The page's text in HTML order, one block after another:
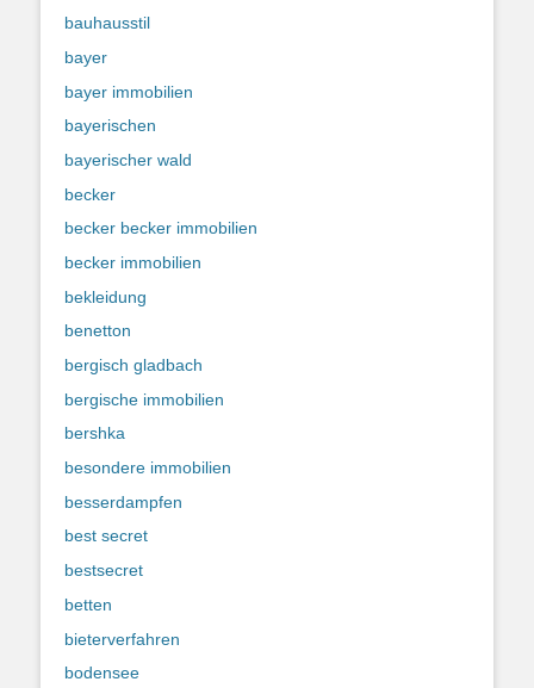
bauhausstil
bayer
bayer immobilien
bayerischen
bayerischer wald
becker
becker becker immobilien
becker immobilien
bekleidung
benetton
bergisch gladbach
bergische immobilien
bershka
besondere immobilien
besserdampfen
best secret
bestsecret
betten
bieterverfahren
bodensee